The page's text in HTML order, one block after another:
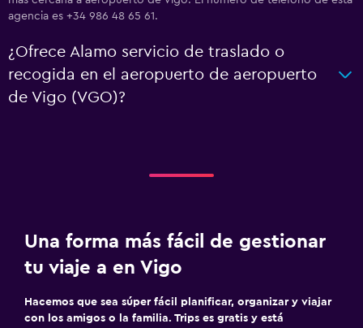
agencia es +34 986 48 65 61.
¿Ofrece Alamo servicio de traslado o
recogida en el aeropuerto de aeropuerto
de Vigo (VGO)?
Una forma más fácil de gestionar
tu viaje a en Vigo
Hacemos que sea súper fácil planificar, organizar y viajar
con los amigos o la familia. Trips es gratis y está